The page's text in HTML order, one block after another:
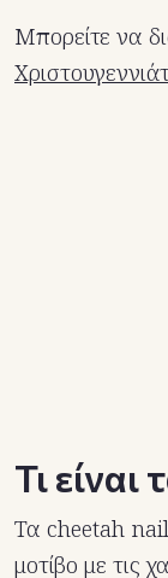
Μπορείτε να
Τι
Τα cheetah
μοτίβο με τις